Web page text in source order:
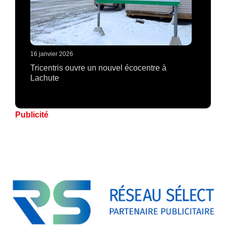
16 janvier 2026
Tricentris ouvre un nouvel écocentre à
Lachute
Publicité